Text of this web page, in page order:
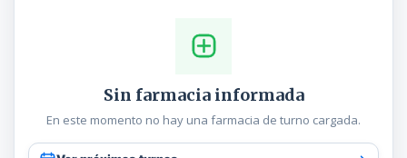
Sin farmacia informada
En este momento no hay una farmacia de turno cargada.